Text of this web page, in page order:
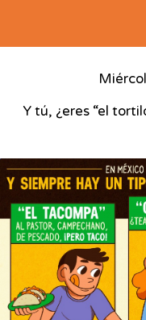
Y tú, ¿eres “el